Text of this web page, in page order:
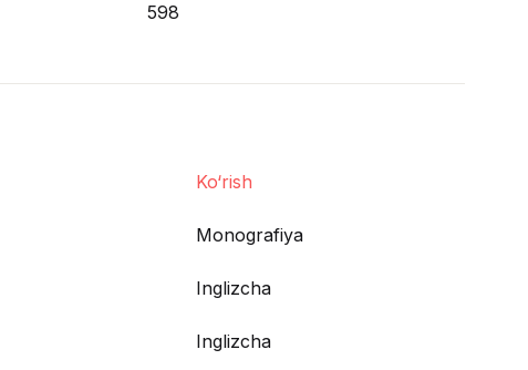
598
Ko‘rish
Monografiya
Inglizcha
Inglizcha